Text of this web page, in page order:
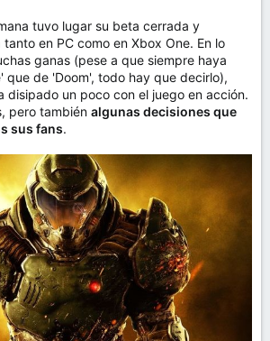
tuvo lugar su beta cerrada y
en PC como en Xbox One. En lo
ganas (pese a que siempre haya
que de 'Doom', todo hay que decirlo),
disipado un poco con el juego en acción.
pero también algunas decisiones que
sus fans.